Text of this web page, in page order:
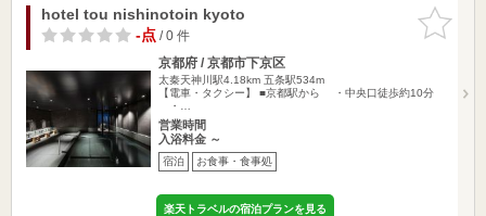
お気に入
りに追加
hotel tou nishinotoin kyoto
-点/ 0 件
京都府 / 京都市下京区
太秦天神川駅4.18km 五条駅534m
【電車・タクシー】 ■京都駅から ・中央口徒歩約10分
・…
営業時間
入浴料金 ～
宿泊 お食事・食事処
楽天トラベルの宿泊プランを見る